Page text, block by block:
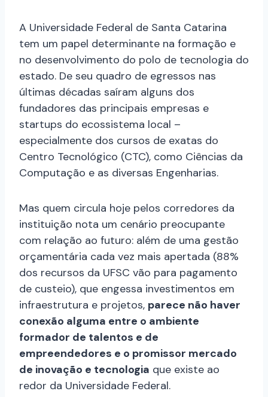
A Universidade Federal de Santa Catarina
tem um papel determinante na formação e
no desenvolvimento do polo de tecnologia do
estado. De seu quadro de egressos nas
últimas décadas saíram alguns dos
fundadores das principais empresas e
startups do ecossistema local –
especialmente dos cursos de exatas do
Centro Tecnológico (CTC), como Ciências da
Computação e as diversas Engenharias.
Mas quem circula hoje pelos corredores da
instituição nota um cenário preocupante
com relação ao futuro: além de uma gestão
orçamentária cada vez mais apertada (88%
dos recursos da UFSC vão para pagamento
de custeio), que engessa investimentos em
infraestrutura e projetos, parece não haver
conexão alguma entre o ambiente
formador de talentos e de
empreendedores e o promissor mercado
de inovação e tecnologia que existe ao
redor da Universidade Federal.